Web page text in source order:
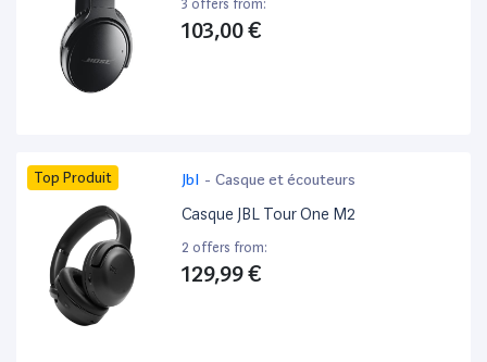
3 offers from:
103,00 €
Top Produit Jbl - Casque et écouteurs
Casque JBL Tour One M2
2 offers from:
129,99 €